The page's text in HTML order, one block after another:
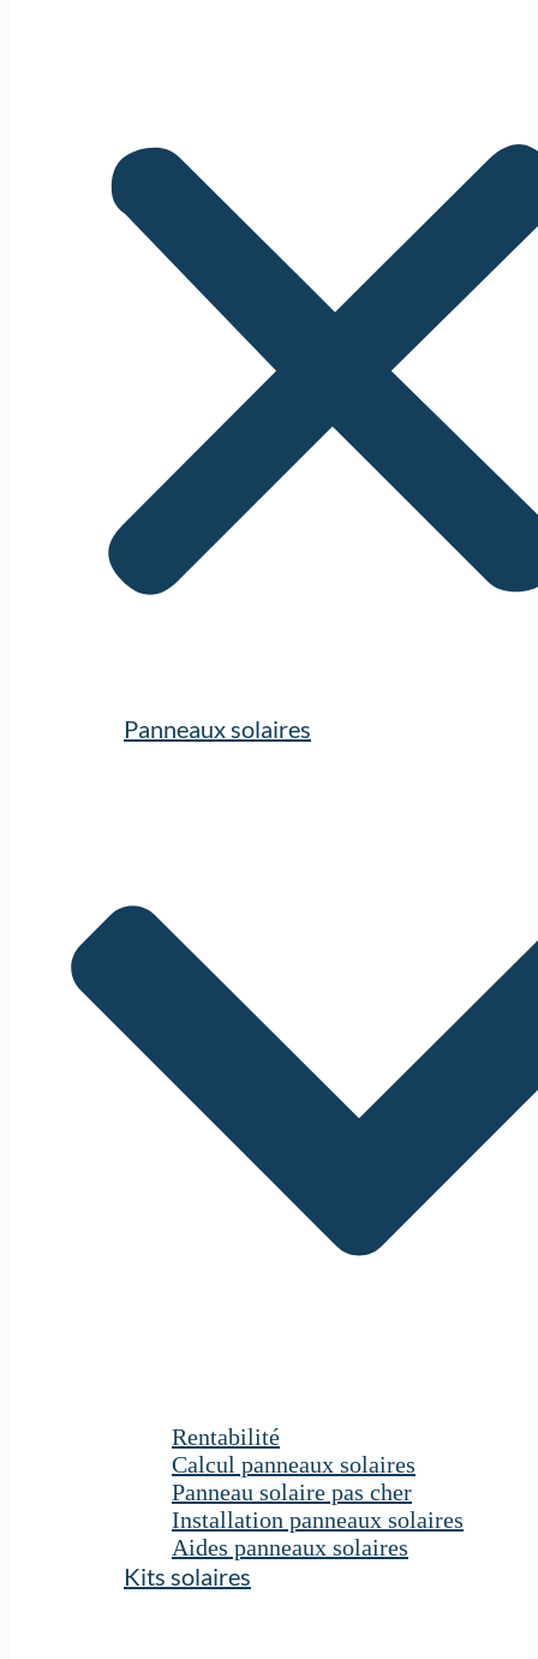
Panneaux solaires
Rentabilité
Calcul panneaux solaires
Panneau solaire pas cher
Installation panneaux solaires
Aides panneaux solaires
Kits solaires